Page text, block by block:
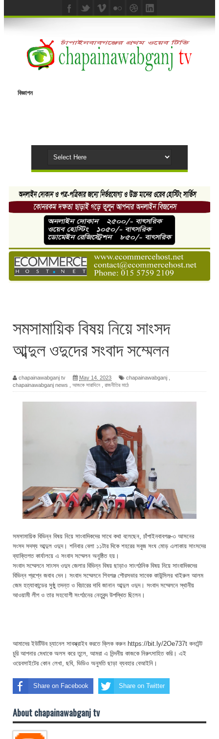
বিজ্ঞাপন
সমসামায়িক বিষয় নিয়ে সাংসদ
আব্দুল ওদুদের সংবাদ সম্মেলন
chapainawabganj tv May 14, 2023 chapainawabganj
chapainawabganj news
আজকে সারাদিনে রাজনীতির মাঠে
সমসামায়িক বিভিন্ন বিষয় নিয়ে সাংবাদিকদের সাথে কথা বলেছেন, চাঁপাইনবাবগঞ্জ-৩ আসনের
সংসদ সদস্য আব্দুল ওদুদ। শনিবার বেলা ১১টার দিকে শহরের সবুজ সংঘ মোড় এলাকায় সাংসদের
ব্যাক্তিগত কার্যালয়ে এ সংবাদ সম্মেলন অনুষ্ঠিত হয়।
সংবাদ সম্মেলনে সাংসদ ওদুদ জেলার বিভিন্ন বিষয় ছাড়াও সাংগঠনিক বিষয় নিয়ে সাংবাদিকদের
বিভিন্ন প্রশ্নে জবাব দেন। সংবাদ সম্মেলনে শিবগঞ্জ পৌরসভার সাবেক কাউন্সিলর খাইরুল আলম
জেম হত্যাকান্ডের সুষ্ঠু তদন্ত ও বিচারের দাবি জানান আব্দুল ওদুদ। সংবাদ সম্মেলনে স্থানীয়
আওয়ামী লীগ ও তার সহযোগী সংগঠনের নেতৃবৃন্দ উপস্থিত ছিলেন।
আমাদের ইউটিউব চ্যানেল সাবস্ক্রাইব করতে ক্লিক করুন https://bit.ly/2Oe737t কনটেন্ট
চুরি আপনার মেধাকে অলস করে তুলে, আমরা এ নিন্দনীয় কাজকে নিরুৎসাহিত করি। এই
ওয়েবসাইটের কোন লেখা, ছবি, ভিডিও অনুমতি ছাড়া ব্যবহার বেআইনি।
Share on Facebook Share on Twitter
About chapainawabganj tv